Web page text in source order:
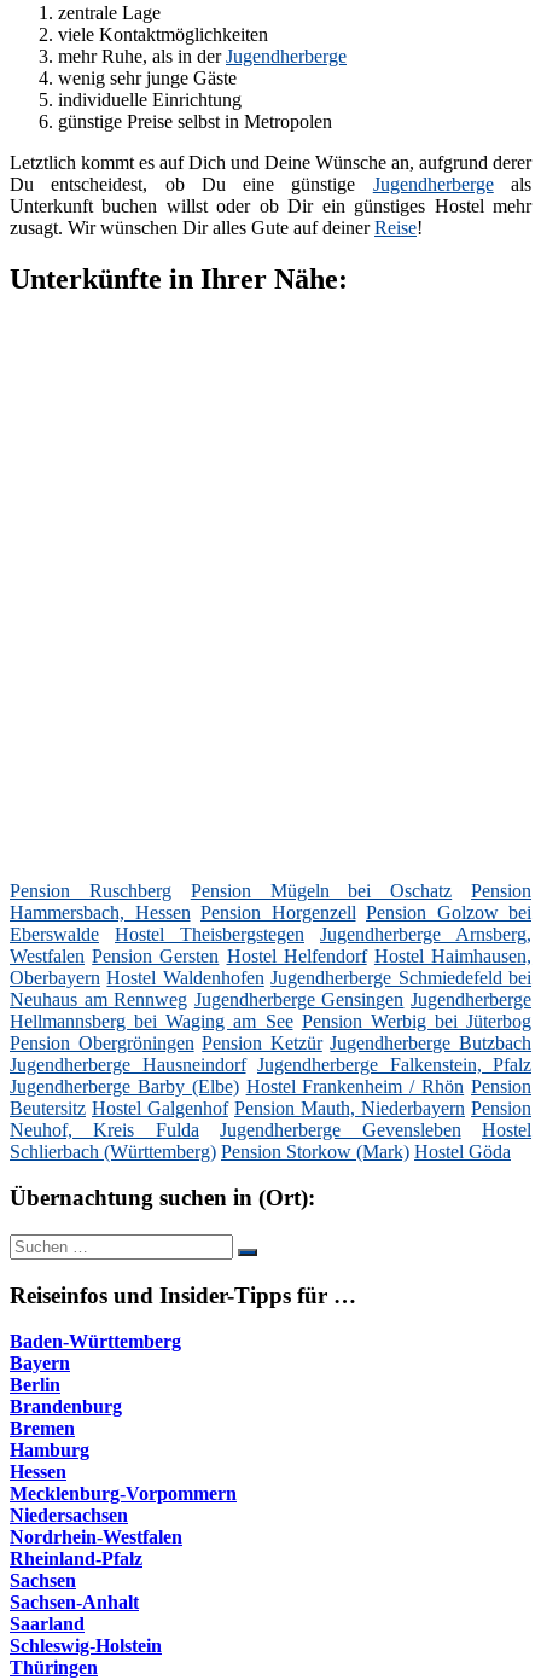
zentrale Lage
viele Kontaktmöglichkeiten
mehr Ruhe, als in derJugendherberge
wenig sehr junge Gäste
individuelle Einrichtung
günstige Preise selbst in Metropolen
Letztlich kommt es auf Dich und Deine Wünsche an, aufgrund derer
Du entscheidest, ob Du eine günstige Jugendherbergeals
Unterkunft buchen willst oder ob Dir ein günstiges Hostel mehr
zusagt. Wir wünschen Dir alles Gute auf deinerReise!
Unterkünfte in Ihrer Nähe:
Pension Ruschberg Pension Mügeln bei Oschatz
Pension
Hammersbach, Hessen Pension Horgenzell Pension Golzow bei
Eberswalde
Hostel Theisbergstegen
Jugendherberge Arnsberg,
Westfalen Pension Gersten Hostel Helfendorf Hostel Haimhausen,
Oberbayern Hostel Waldenhofen Jugendherberge Schmiedefeld bei
Neuhaus am Rennweg Jugendherberge Gensingen Jugendherberge
Hellmannsberg bei Waging am See Pension Werbig bei Jüterbog
Pension Obergröningen Pension Ketzür Jugendherberge Butzbach
Jugendherberge Hausneindorf Jugendherberge Falkenstein, Pfalz
Jugendherberge Barby (Elbe) Hostel Frankenheim / Rhön Pension
Beutersitz Hostel Galgenhof Pension Mauth, Niederbayern Pension
Neuhof, Kreis Fulda
Jugendherberge Gevensleben
Hostel
Schlierbach (Württemberg) Pension Storkow (Mark) Hostel Göda
Übernachtung suchen in (Ort):
Suche
nach:
Suchen
Reiseinfos und Insider-Tipps für …
Baden-Württemberg
Bayern
Berlin
Brandenburg
Bremen
Hamburg
Hessen
Mecklenburg-Vorpommern
Niedersachsen
Nordrhein-Westfalen
Rheinland-Pfalz
Sachsen
Sachsen-Anhalt
Saarland
Schleswig-Holstein
Thüringen